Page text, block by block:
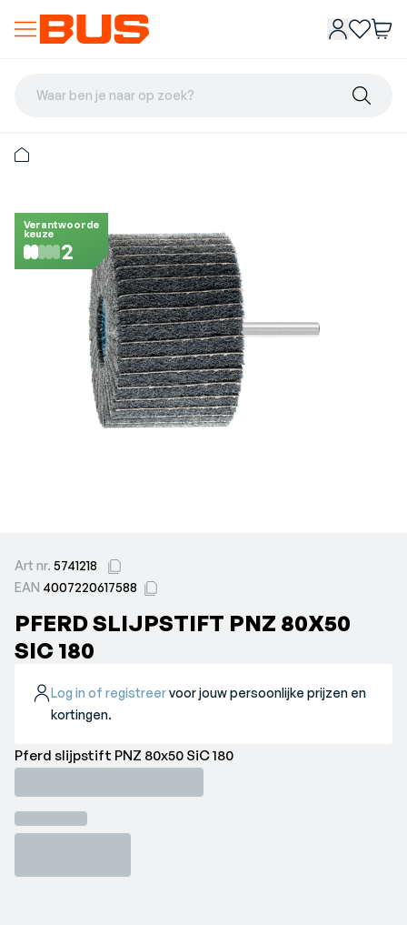
Waar ben je naar op zoek?
Verantwoorde
keuze
2
Art nr. 5741218
EAN 4007220617588
PFERD SLIJPSTIFT PNZ 80X50
SIC 180
Log in of registreervoor jouw persoonlijke prijzen en
kortingen.
Pferd slijpstift PNZ 80x50 SiC 180